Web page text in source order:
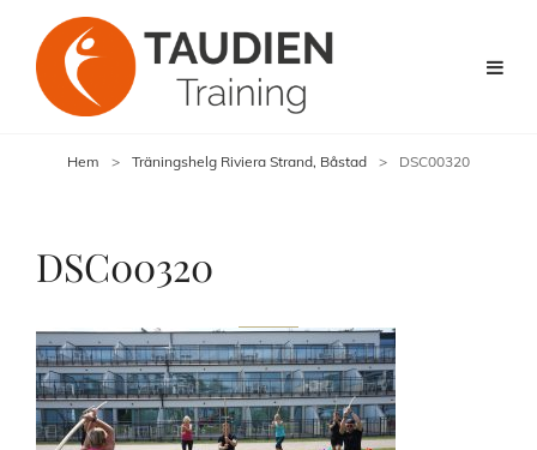
Hem > Träningshelg Riviera Strand, Båstad > DSC00320
DSC00320